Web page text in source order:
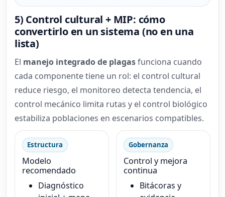
5) Control cultural + MIP: cómo
convertirlo en un sistema (no en una
lista)
El manejo integrado de plagasfunciona cuando
cada componente tiene un rol: el control cultural
reduce riesgo, el monitoreo detecta tendencia, el
control mecánico limita rutas y el control biológico
estabiliza poblaciones en escenarios compatibles.
Estructura
Modelo
recomendado
Diagnóstico
Gobernanza
Control y mejora
continua
Bitácoras y